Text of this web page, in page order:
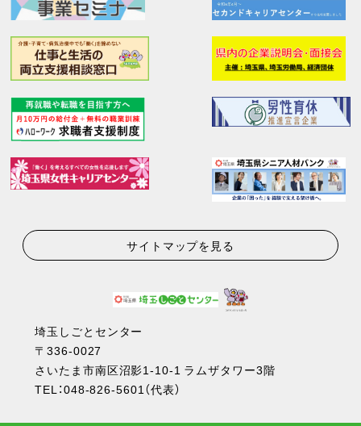
サイトマップを見る
埼玉しごとセンター
〒336-0027
さいたま市南区沼影1-10-1 ラムザタワー3階
TEL：048-826-5601（代表）